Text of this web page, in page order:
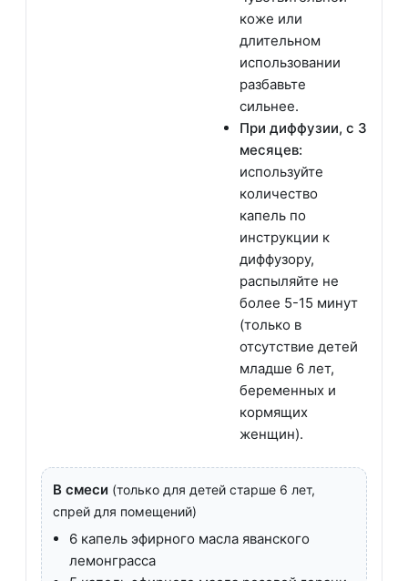
коже или
длительном
использовании
разбавьте
сильнее.
При диффузии, с 3
месяцев:
используйте
количество
капель по
инструкции к
диффузору,
распыляйте не
более 5-15 минут
(только в
отсутствие детей
младше 6 лет,
беременных и
кормящих
женщин).
В смеси (только для детей старше 6 лет,
спрей для помещений)
6 капель эфирного масла яванского
лемонграсса